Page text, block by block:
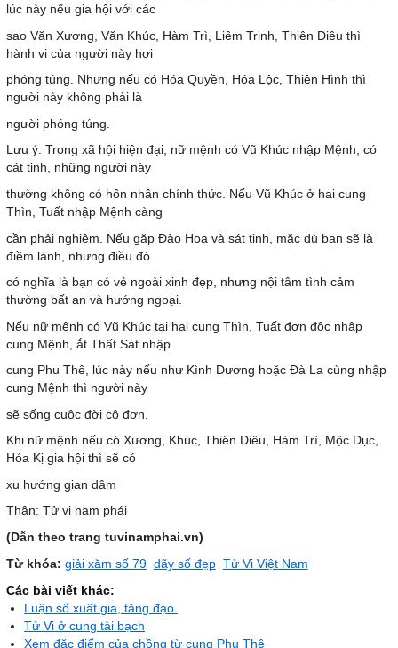
lúc này nếu gia hội với các
sao Văn Xương, Văn Khúc, Hàm Trì, Liêm Trinh, Thiên Diêu thì
hành vi của người này hơi
phóng túng. Nhưng nếu có Hóa Quyền, Hóa Lộc, Thiên Hình thì
người này không phải là
người phóng túng.
Lưu ý: Trong xã hội hiện đại, nữ mệnh có Vũ Khúc nhập Mệnh, có
cát tinh, những người này
thường không có hôn nhân chính thức. Nếu Vũ Khúc ở hai cung
Thìn, Tuất nhập Mệnh càng
cần phải nghiệm. Nếu gặp Đào Hoa và sát tinh, mặc dù bạn sẽ là
điềm lành, nhưng điều đó
có nghĩa là bạn có vẻ ngoài xinh đẹp, nhưng nội tâm tình cảm
thường bất an và hướng ngoại.
Nếu nữ mệnh có Vũ Khúc tại hai cung Thìn, Tuất đơn độc nhập
cung Mệnh, ắt Thất Sát nhập
cung Phu Thê, lúc này nếu như Kình Dương hoặc Đà La cùng nhập
cung Mệnh thì người này
sẽ sống cuộc đời cô đơn.
Khi nữ mệnh nếu có Xương, Khúc, Thiên Diêu, Hàm Trì, Mộc Dục,
Hóa Kị gia hội thì sẽ có
xu hướng gian dâm
Thân: Tử vi nam phái
(Dẫn theo trang tuvinamphai.vn)
Từ khóa: giải xăm số 79 dãy số đẹp Tử Vi Việt Nam
Các bài viết khác:
Luận số xuất gia, tăng đạo.
Tử Vi ở cung tài bạch
Xem đặc điểm của chồng từ cung Phu Thê